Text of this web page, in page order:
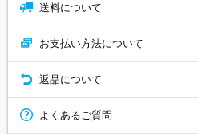
送料について
お支払い方法について
返品について
よくあるご質問